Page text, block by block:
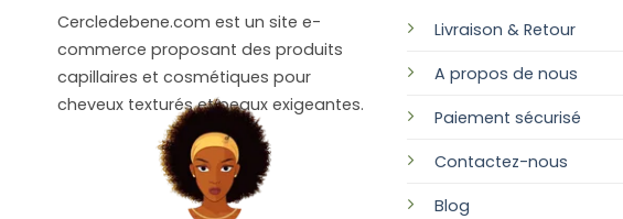
Cercledebene.com est un site e-
commerce proposant des produits
capillaires et cosmétiques pour
cheveux texturés et peaux exigeantes.
Livraison & Retour
A propos de nous
Paiement sécurisé
Contactez-nous
Blog